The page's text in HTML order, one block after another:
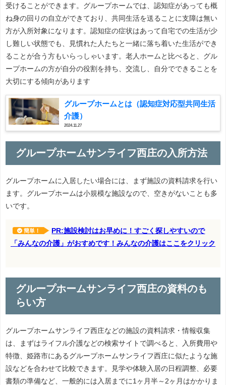
受けることができます。グループホームでは、認知症があっても概
ね身の回りの自立ができており、共同生活を送ることに支障は無い
方が入所対象になります。認知症の症状はあって自宅での生活が少
し難しい状態でも、見慣れた人たちと一緒に落ち着いた生活ができ
ることが合う方もいらっしゃいます。老人ホームと比べると、グル
ープホームの方が自分の役割を持ち、交流し、自分でできることを
大切にする傾向があります
グループホームとは（認知症対応型共同生活
介護）
2024.11.27
グループホームサンライフ西庄の入所方法
グループホームに入居したい場合には、まず施設の資料請求を行い
ます。グループホームは小規模な施設なので、空きがないことも多
いです。
簡単！
PR:施設検討はお早めに！すごく探しやすいので
「みんなの介護」がおすめです！みんなの介護はここをクリック
グループホームサンライフ西庄の資料のも
らい方
グループホームサンライフ西庄などの施設の資料請求・情報収集
は、まずはライフル介護などの検索サイトで調べると、入所費用や
特徴、姫路市にあるグループホームサンライフ西庄に似たような施
設などを合わせて比較できます。見学や体験入居の日程調整、必要
書類の準備など、一般的には入居までに1ヶ月半～2ヶ月はかかりま